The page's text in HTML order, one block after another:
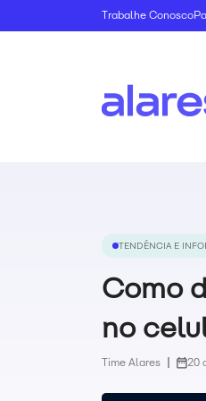
Trabalhe Conosco
TENDÊNCIA E
Como
no
Time Alares 20